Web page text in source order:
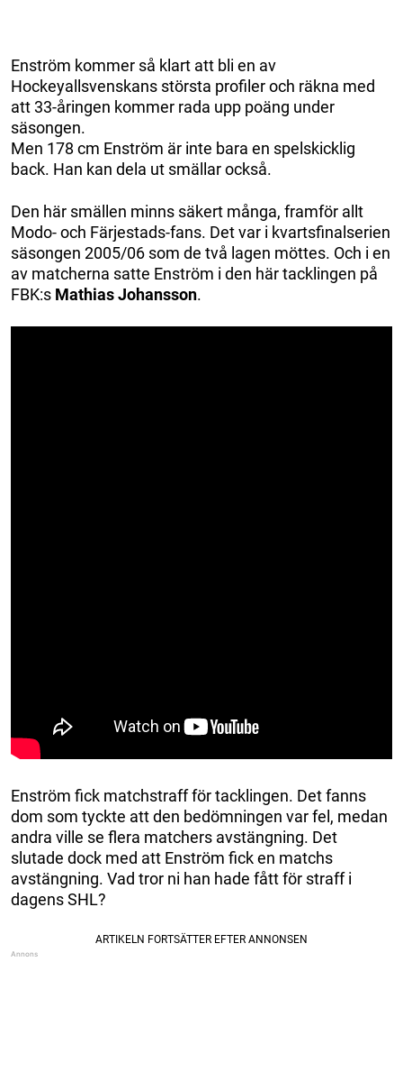
Enström kommer så klart att bli en av
Hockeyallsvenskans största profiler och räkna med
att 33-åringen kommer rada upp poäng under
säsongen.
Men 178 cm Enström är inte bara en spelskicklig
back. Han kan dela ut smällar också.
Den här smällen minns säkert många, framför allt
Modo- och Färjestads-fans. Det var i kvartsfinalserien
säsongen 2005/06 som de två lagen möttes. Och i en
av matcherna satte Enström i den här tacklingen på
FBK:s Mathias Johansson.
Enström fick matchstraff för tacklingen. Det fanns
dom som tyckte att den bedömningen var fel, medan
andra ville se flera matchers avstängning. Det
slutade dock med att Enström fick en matchs
avstängning. Vad tror ni han hade fått för straff i
dagens SHL?